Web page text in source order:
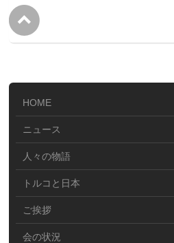
HOME
ニュース
人々の物語
トルコと日本
ご挨拶
会の状況